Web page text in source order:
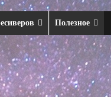
Полезное